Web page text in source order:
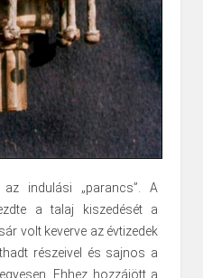
indulási „parancs”. A
a talaj kiszedését a
volt keverve az évtizedek
részeivel és sajnos a
Ehhez hozzájött a